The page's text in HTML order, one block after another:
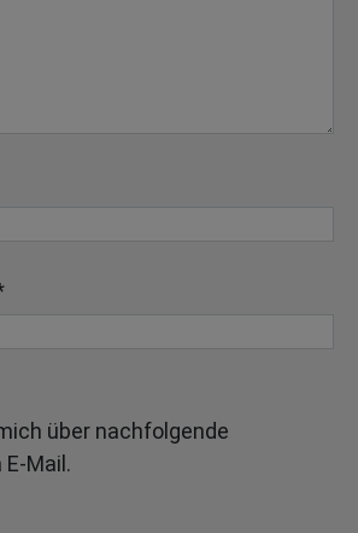
über nachfolgende
Mail.